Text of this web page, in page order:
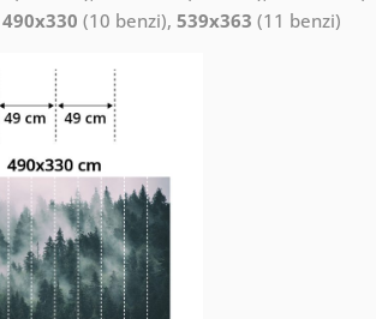
490x330 (10 benzi), 539x363 (11 benzi)